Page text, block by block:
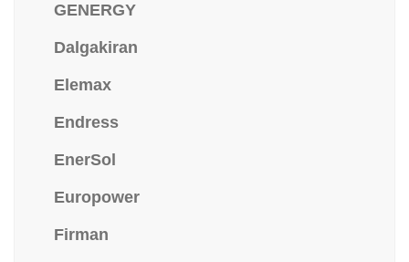
GENERGY
Dalgakiran
Elemax
Endress
EnerSol
Europower
Firman